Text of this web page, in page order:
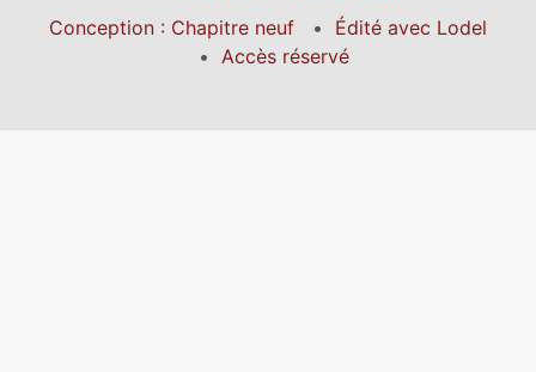
Conception : Chapitre neuf
Édité avec Lodel
Accès réservé